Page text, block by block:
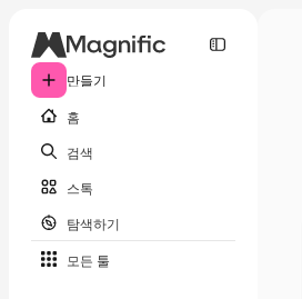
만들기
홈
검색
스톡
탐색하기
모든 툴